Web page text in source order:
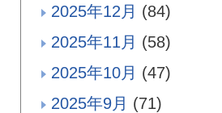
2025年12月 (84)
2025年11月 (58)
2025年10月 (47)
2025年9月 (71)